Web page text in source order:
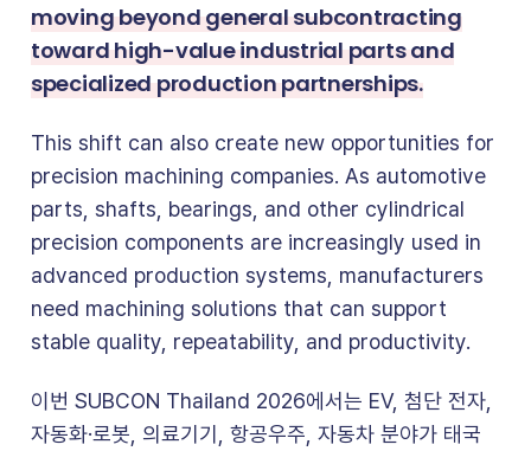
moving beyond general subcontracting
toward high-value industrial parts and
specialized production partnerships.
This shift can also create new opportunities for
precision machining companies. As automotive
parts, shafts, bearings, and other cylindrical
precision components are increasingly used in
advanced production systems, manufacturers
need machining solutions that can support
stable quality, repeatability, and productivity.
이번 SUBCON Thailand 2026에서는 EV, 첨단 전자,
자동화·로봇, 의료기기, 항공우주, 자동차 분야가 태국